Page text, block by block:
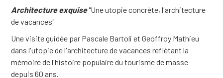
Architecture exquise"Une utopie concrète, l'architecture
de vacances"
Une visite guidée par Pascale Bartoli et Geoffroy Mathieu
dans l'utopie de l'architecture de vacances reflétant la
mémoire de l'histoire populaire du tourisme de masse
depuis 60 ans.